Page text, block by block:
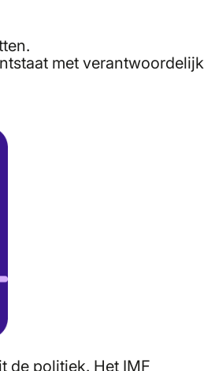
met verantwoordelijk
de politiek. Het IMF